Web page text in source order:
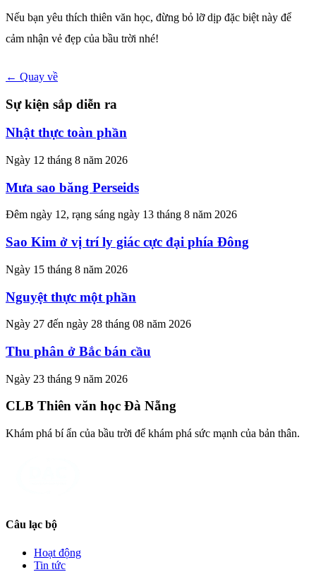
Nếu bạn yêu thích thiên văn học, đừng bỏ lỡ dịp đặc biệt này để
cảm nhận vẻ đẹp của bầu trời nhé!
← Quay về
Sự kiện sắp diễn ra
Nhật thực toàn phần
Ngày 12 tháng 8 năm 2026
Mưa sao băng Perseids
Đêm ngày 12, rạng sáng ngày 13 tháng 8 năm 2026
Sao Kim ở vị trí ly giác cực đại phía Đông
Ngày 15 tháng 8 năm 2026
Nguyệt thực một phần
Ngày 27 đến ngày 28 tháng 08 năm 2026
Thu phân ở Bắc bán cầu
Ngày 23 tháng 9 năm 2026
CLB Thiên văn học Đà Nẵng
Khám phá bí ẩn của bầu trời để khám phá sức mạnh của bản thân.
Câu lạc bộ
Hoạt động
Tin tức